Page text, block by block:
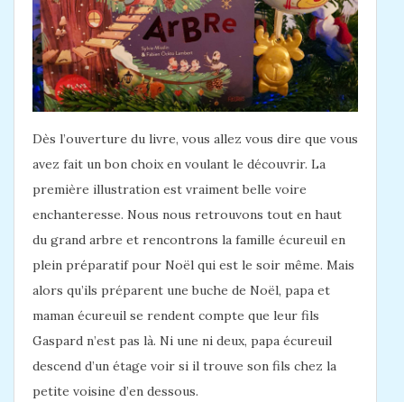
Dès l’ouverture du livre, vous allez vous dire que vous
avez fait un bon choix en voulant le découvrir. La
première illustration est vraiment belle voire
enchanteresse. Nous nous retrouvons tout en haut
du grand arbre et rencontrons la famille écureuil en
plein préparatif pour Noël qui est le soir même. Mais
alors qu’ils préparent une buche de Noël, papa et
maman écureuil se rendent compte que leur fils
Gaspard n’est pas là. Ni une ni deux, papa écureuil
descend d’un étage voir si il trouve son fils chez la
petite voisine d’en dessous.